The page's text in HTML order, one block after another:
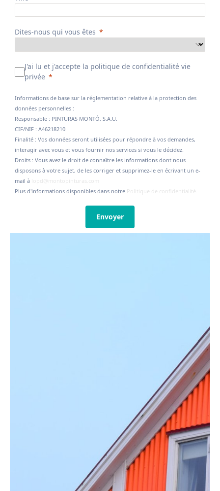
Dites-nous qui vous êtes
J'ai lu et j'accepte la politique de confidentialité vie
privée
Informations de base sur la réglementation relative à la protection des
données personnelles :
Responsable : PINTURAS MONTÓ, S.A.U.
CIF/NIF : A46218210
Finalité : Vos données seront utilisées pour répondre à vos demandes,
interagir avec vous et vous fournir nos services si vous le décidez.
Droits : Vous avez le droit de connaître les informations dont nous
disposons à votre sujet, de les corriger et supprimez-le en écrivant un e-
mail à
lopd@montopinturas.com
Plus d'informations disponibles dans notre Politique de confidentialité.
Envoyer